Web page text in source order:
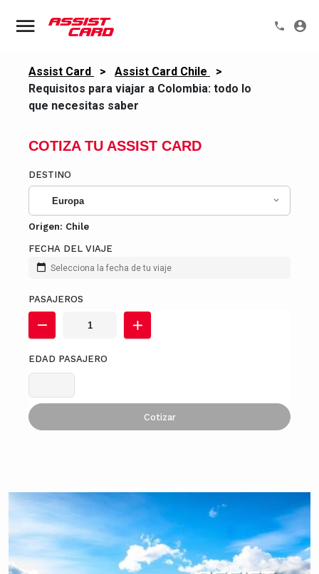
Assist Card > Assist Card Chile
>
Requisitos para viajar a Colombia: todo lo
que necesitas saber
COTIZA TU ASSIST CARD
DESTINO
Europa
Origen: Chile
FECHA DEL VIAJE
Selecciona la fecha de tu viaje
PASAJEROS
EDAD PASAJERO
Cotizar